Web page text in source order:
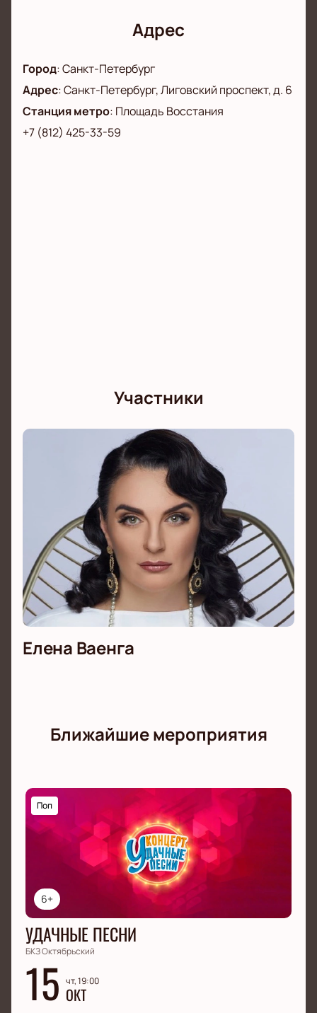
Адрес
Город:Санкт-Петербург
Адрес:Санкт-Петербург, Лиговский проспект, д. 6
Станция метро: Площадь Восстания
+7 (812) 425-33-59
Участники
Елена Ваенга
Ближайшие мероприятия
6+
Поп
УДАЧНЫЕ ПЕСНИ
БКЗ Октябрьский
15 чт, 19:00
ОКТ